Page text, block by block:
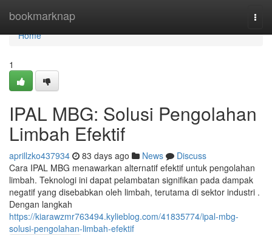
bookmarknap
Home
Home
1
IPAL MBG: Solusi Pengolahan
Limbah Efektif
aprillzko437934 83 days ago News
Discuss
Cara IPAL MBG menawarkan alternatif efektif untuk pengolahan
limbah. Teknologi ini dapat pelambatan signifikan pada dampak
negatif yang disebabkan oleh limbah, terutama di sektor industri .
Dengan langkah
https://kiarawzmr763494.kylieblog.com/41835774/ipal-mbg-
solusi-pengolahan-limbah-efektif